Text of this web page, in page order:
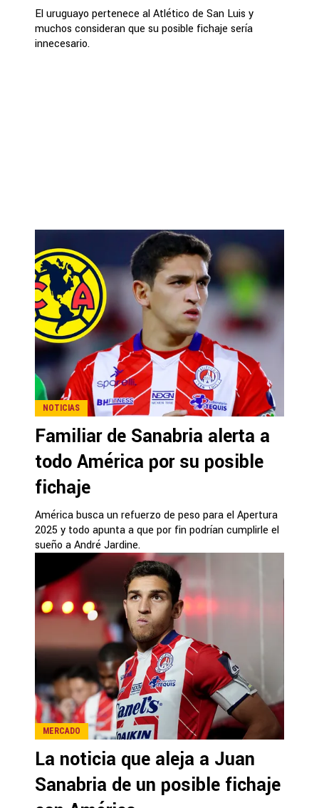
El uruguayo pertenece al Atlético de San Luis y
muchos consideran que su posible fichaje sería
innecesario.
NOTICIAS
Familiar de Sanabria alerta a
todo América por su posible
fichaje
América busca un refuerzo de peso para el Apertura
2025 y todo apunta a que por fin podrían cumplirle el
sueño a André Jardine.
MERCADO
La noticia que aleja a Juan
Sanabria de un posible fichaje